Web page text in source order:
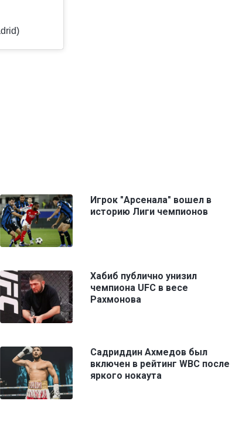
Игрок "Арсенала" вошел в
историю Лиги чемпионов
Хабиб публично унизил
чемпиона UFC в весе
Рахмонова
Садриддин Ахмедов был
включен в рейтинг WBC после
яркого нокаута